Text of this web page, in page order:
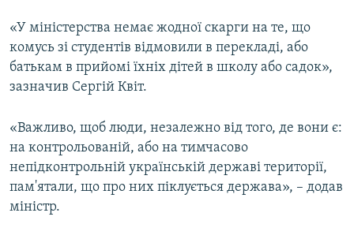
Усі сайти RFE/RL
«У міністерства немає жодної скарги на те, що
комусь зі студентів відмовили в перекладі, або
батькам в прийомі їхніх дітей в школу або садок»,
зазначив Сергій Квіт.
«Важливо, щоб люди, незалежно від того, де вони є:
на контрольованій, або на тимчасово
непідконтрольній українській державі території,
пам'ятали, що про них піклується держава», – додав
міністр.